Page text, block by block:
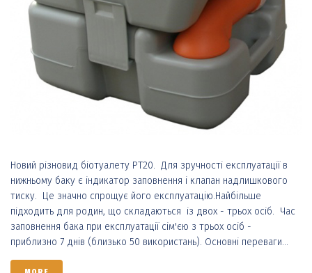
Новий різновид біотуалету РТ20. Для зручності експлуатації в
нижньому баку є індикатор заповнення і клапан надлишкового
тиску. Це значно спрощує його експлуатацію.Найбільше
підходить для родин, що складаються із двох - трьох осіб. Час
заповнення бака при експлуатації сім'єю з трьох осіб -
приблизно 7 днів (близько 50 використань). Основні переваги...